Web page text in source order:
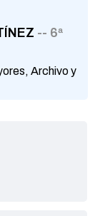
-- 6ª
Archivo y